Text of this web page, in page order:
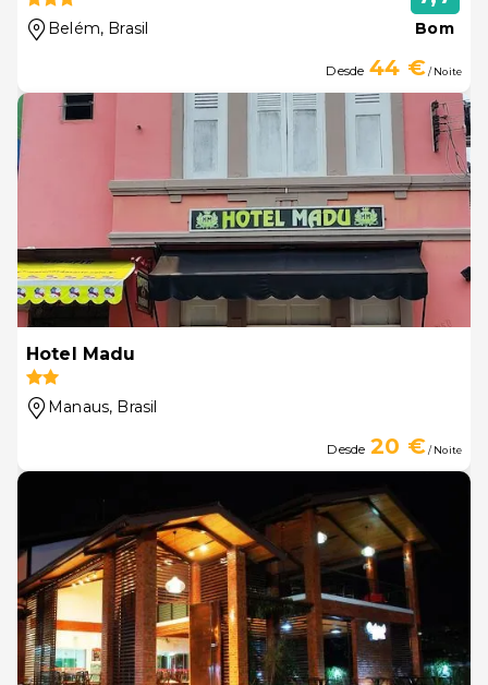
Belém, Brasil Bom
Desde 44 €/ Noite
Hotel Madu
Manaus, Brasil
Desde 20 €/ Noite